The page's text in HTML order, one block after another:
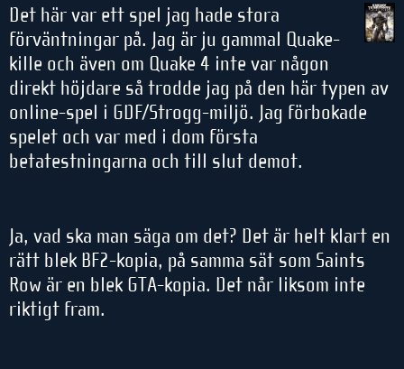
Det här var ett spel jag hade stora
förväntningar på. Jag är ju gammal Quake-
kille och även om Quake 4 inte var någon
direkt höjdare så trodde jag på den här typen av
online-spel i GDF/Strogg-miljö. Jag förbokade
spelet och var med i dom första
betatestningarna och till slut demot.
Ja, vad ska man säga om det? Det är helt klart en
rätt blek BF2-kopia, på samma sät som Saints
Row är en blek GTA-kopia. Det når liksom inte
riktigt fram.